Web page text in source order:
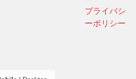
プライバシ
ーポリシー